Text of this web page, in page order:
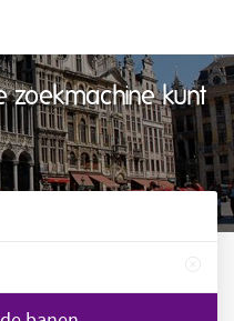
zoekmachine kunt